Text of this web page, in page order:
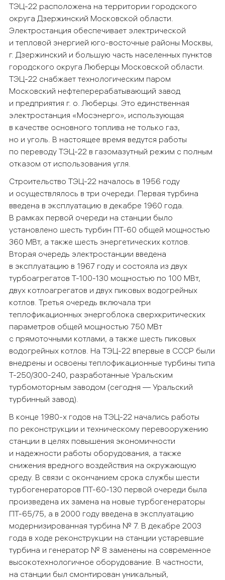
ТЭЦ-22 расположена на территории городского
округа Дзержинский Московской области.
Электростанция обеспечивает электрической
и тепловой энергией юго-восточные районы Москвы,
г. Дзержинский и большую часть населенных пунктов
городского округа Люберцы Московской области.
ТЭЦ-22 снабжает технологическим паром
Московский нефтеперерабатывающий завод
и предприятия г. о. Люберцы. Это единственная
электростанция «Мосэнерго», использующая
в качестве основного топлива не только газ,
но и уголь. В настоящее время ведутся работы
по переводу ТЭЦ-22 в газомазутный режим с полным
отказом от использования угля.
Строительство ТЭЦ-22 началось в 1956 году
и осуществлялось в три очереди. Первая турбина
введена в эксплуатацию в декабре 1960 года.
В рамках первой очереди на станции было
установлено шесть турбин ПТ-60 общей мощностью
360 МВт, а также шесть энергетических котлов.
Вторая очередь электростанции введена
в эксплуатацию в 1967 году и состояла из двух
турбоагрегатов Т-100-130 мощностью по 100 МВт,
двух котлоагрегатов и двух пиковых водогрейных
котлов. Третья очередь включала три
теплофикационных энергоблока сверхкритических
параметров общей мощностью 750 МВт
с прямоточными котлами, а также шесть пиковых
водогрейных котлов. На ТЭЦ-22 впервые в СССР были
внедрены и освоены теплофикационные турбины типа
Т-250/300-240, разработанные Уральским
турбомоторным заводом (сегодня — Уральский
турбинный завод).
В конце 1980-х годов на ТЭЦ-22 начались работы
по реконструкции и техническому перевооружению
станции в целях повышения экономичности
и надежности работы оборудования, а также
снижения вредного воздействия на окружающую
среду. В связи с окончанием срока службы шести
турбогенераторов ПТ-60-130 первой очереди была
произведена их замена на новые турбогенераторы
ПТ-65/75, а в 2000 году введена в эксплуатацию
модернизированная турбина № 7. В декабре 2003
года в ходе реконструкции на станции устаревшие
турбина и генератор № 8 заменены на современное
высокотехнологичное оборудование. В частности,
на станции был смонтирован уникальный,